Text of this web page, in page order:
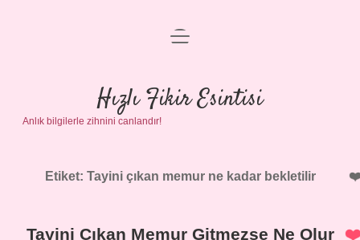
Anasayfa
Gizlilik Politikası
Yasal Uyarı
menüyü
Hızlı Fikir Esintisi
Anlık bilgilerle zihnini canlandır!
Etiket: Tayini çıkan memur ne kadar bekletilir
Tayini Çıkan Memur Gitmezse Ne Olur